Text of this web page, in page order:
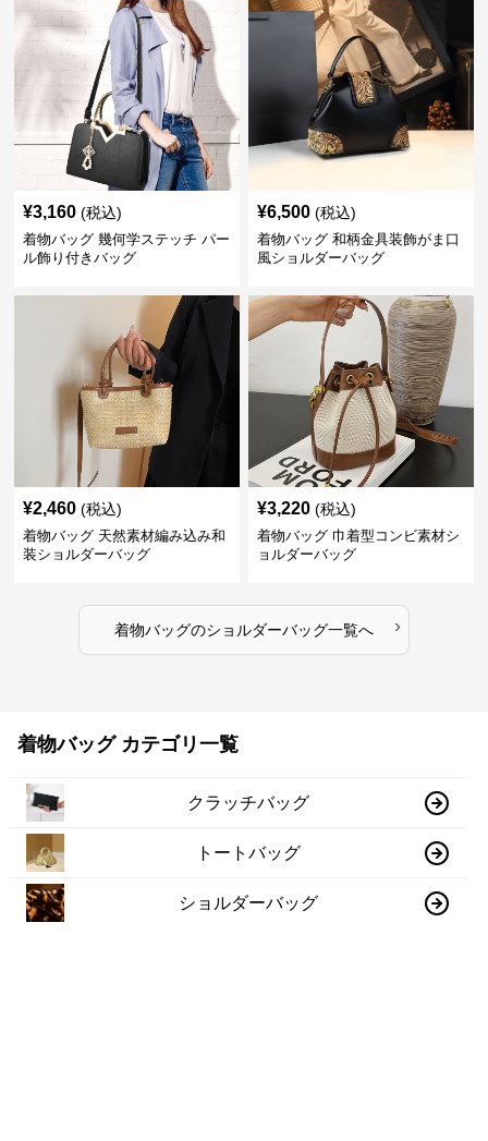
¥3,160 (税込)
着物バッグ 幾何学ステッチ パー
ル飾り付きバッグ
¥6,500 (税込)
着物バッグ 和柄金具装飾がま口
風ショルダーバッグ
¥2,460 (税込)
着物バッグ 天然素材編み込み和
装ショルダーバッグ
¥3,220 (税込)
着物バッグ 巾着型コンビ素材シ
ョルダーバッグ
着物バッグのショルダーバッグ一覧へ ›
着物バッグ カテゴリ一覧
クラッチバッグ
トートバッグ
ショルダーバッグ